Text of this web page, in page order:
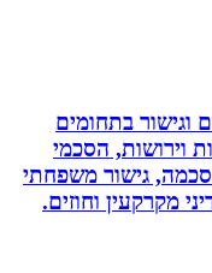
בתחומים
הסכמי
גישור משפחתי
וחוזים.